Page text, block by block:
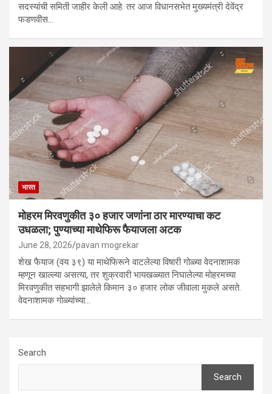
सदस्यांची समिती जाहीर केली आहे. तर आज विधानसभेत मुख्यमंत्री देवेंद्र
फडणवीस…
भारत
मोहरम मिरवणुकीत ३० हजार जणांना ठार मारण्‍याचा कट
उधळला; पुण्‍याच्‍या माथेफिरू फैयाजला अटक
June 28, 2026 pavan mogrekar
शेख फैयाज (वय ३९) या माथेफिरूने वाटलेल्या विषारी गोळ्या वेदनाशामक
म्हणून खाल्ल्या असत्या, तर शुक्रवारी भायखळ्यात निघालेल्या मोहरमच्या
मिरवणुकीत सहभागी झालेले किमान ३० हजार लोक जीवाला मुकले असते.
वेदनाशामक गाेळ्‍यांच्‍या…
Search
Search